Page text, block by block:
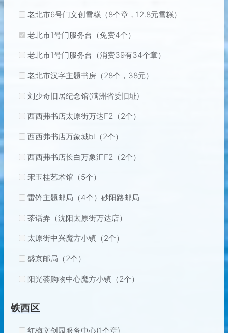
老北市6号门文创雪糕（8个章，12.8元雪糕）
老北市1号门服务台（免费4个）
老北市1号门服务台（消费39有34个章）
老北市汉字主题书房（28个，38元）
刘少奇旧居纪念馆(满洲省委旧址)
西西弗书店太原街万达F2（2个）
西西弗书店万象城bl（2个）
西西弗书店长白万象汇F2（2个）
宋玉桂艺术馆（5个）
雷锋主题邮局（4个）砂阳路邮局
茶话弄（沈阳太原街万达店）
太原街中兴魔方小镇（2个）
盛京邮局（2个）
阳光荟购物中心魔方小镇（2个）
铁西区
红梅文创园服务中心(1个章)